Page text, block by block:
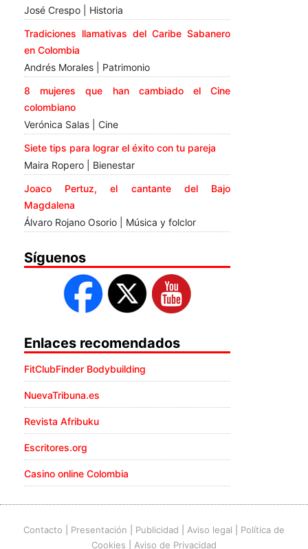
José Crespo | Historia
Tradiciones llamativas del Caribe Sabanero
en Colombia
Andrés Morales | Patrimonio
8 mujeres que han cambiado el Cine
colombiano
Verónica Salas | Cine
Siete tips para lograr el éxito con tu pareja
Maira Ropero | Bienestar
Joaco Pertuz, el cantante del Bajo
Magdalena
Álvaro Rojano Osorio | Música y folclor
Síguenos
Enlaces recomendados
FitClubFinder Bodybuilding
NuevaTribuna.es
Revista Afribuku
Escritores.org
Casino online Colombia
Contacto Presentación Publicidad Aviso legal
Política de
Cookies
Aviso de Privacidad